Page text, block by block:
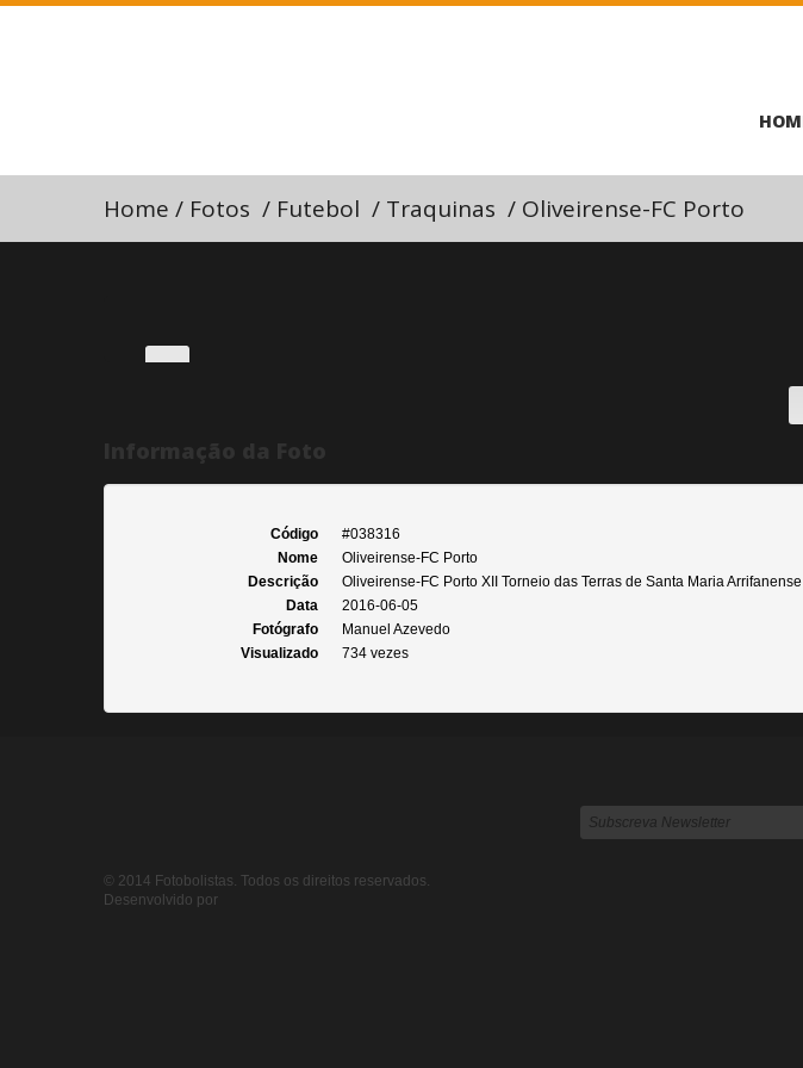
Home / Fotos / Futebol / Traquinas / Oliveirense-FC Porto
Código
#038316
Nome
Oliveirense-FC Porto
Descrição
Oliveirense-FC Porto XII Torneio das Terras de Santa Maria
Data
2016-06-05
Fotógrafo
Manuel Azevedo
Visualizado
734 vezes
© 2014 Fotobolistas. Todos os direitos reservados.
Desenvolvido por